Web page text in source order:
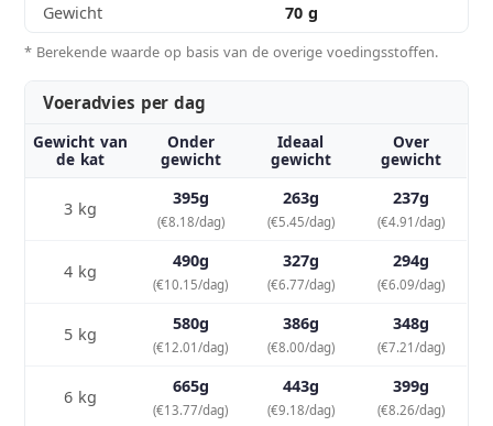
Gewicht
70 g
* Berekende waarde op basis van de overige voedingsstoffen.
Voeradvies per dag
Gewicht van
de kat
Onder
gewicht
Ideaal
gewicht
Over
gewicht
3 kg
395g
(€8.18/dag)
263g
(€5.45/dag)
237g
(€4.91/dag)
4 kg
490g
(€10.15/dag)
327g
(€6.77/dag)
294g
(€6.09/dag)
5 kg
580g
(€12.01/dag)
386g
(€8.00/dag)
348g
(€7.21/dag)
6 kg
665g
(€13.77/dag)
443g
(€9.18/dag)
399g
(€8.26/dag)